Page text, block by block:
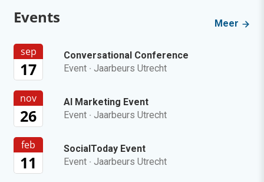
Events Meer
sep
17
Conversational Conference
Event · Jaarbeurs Utrecht
nov
26
AI Marketing Event
Event · Jaarbeurs Utrecht
feb
11
SocialToday Event
Event · Jaarbeurs Utrecht